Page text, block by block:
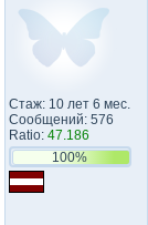
Стаж: 10 лет 6 мес.
Сообщений: 576
Ratio: 47.186
100%